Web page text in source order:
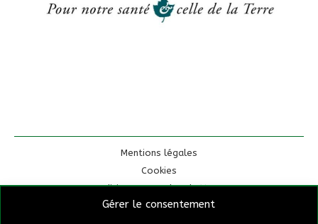
Gérer le consentement
Mentions légales
Cookies
Conditions Generales de Ventes